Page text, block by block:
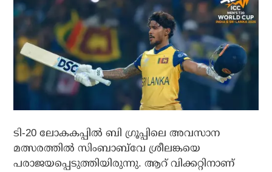
ടി-20 ലോകകപ്പില്‍ ബി ഗ്രൂപ്പിലെ അവസാന
മത്സരത്തില്‍ സിംബാബ്‌വേ ശ്രീലങ്കയെ
പരാജയപ്പെടുത്തിയിരുന്നു. ആറ് വിക്കറ്റിനാണ്